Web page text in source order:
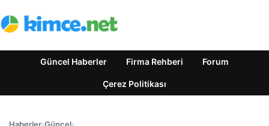
Güncel Haberler Firma Rehberi Forum
Çerez Politikası